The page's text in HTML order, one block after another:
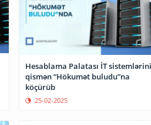
Hesablama Palatası İT sistemlərini
qismən “Hökumət buludu”na
köçürüb
25-02-2025